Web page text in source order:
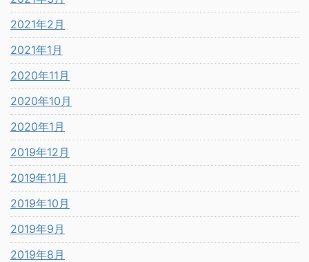
2021年2月
2021年1月
2020年11月
2020年10月
2020年1月
2019年12月
2019年11月
2019年10月
2019年9月
2019年8月